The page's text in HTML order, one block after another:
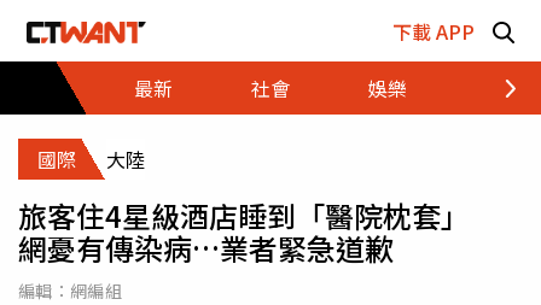
下載 APP
最新
社會 娛樂 財經
國際 大陸
旅客住4星級酒店睡到「醫院枕套」
網憂有傳染病…業者緊急道歉
編輯： 網編組